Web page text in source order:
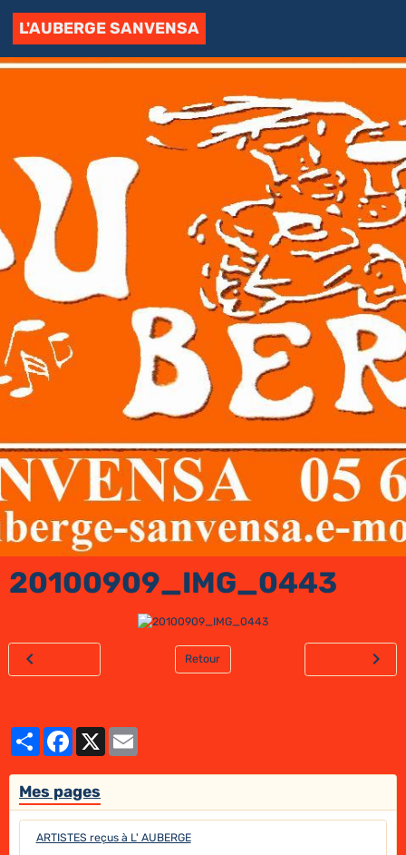
L'AUBERGE SANVENSA
20100909_IMG_0443
Retour
PartagerFacebook
X
Mes pages
ARTISTES reçus à L' AUBERGE